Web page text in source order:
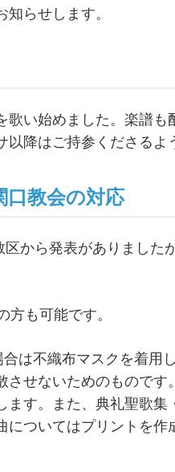
らせします。
い始めました。楽譜も
降はご持参くださるよ
口教会の対応
から発表がありました
も可能です。
は不織布マスクを着用
せないためのものです
す。また、典礼聖歌集
ついてはプリントを作